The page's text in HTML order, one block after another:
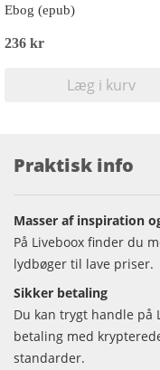
Ebog (epub)
236 kr
Læg i kurv
Praktisk info
Masser af inspiration
På Liveboox finder du
lydbøger til lave priser.
Sikker betaling
Du kan trygt handle på
betaling med
standarder.